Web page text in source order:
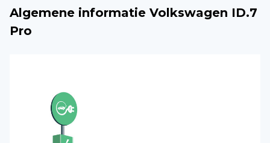
Algemene informatie Volkswagen ID.7
Pro